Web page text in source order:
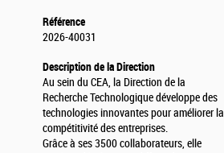
Référence
2026-40031
Description de la Direction
Au sein du CEA, la Direction de la
Recherche Technologique développe des
technologies innovantes pour améliorer la
compétitivité des entreprises.
Grâce à ses 3500 collaborateurs, elle